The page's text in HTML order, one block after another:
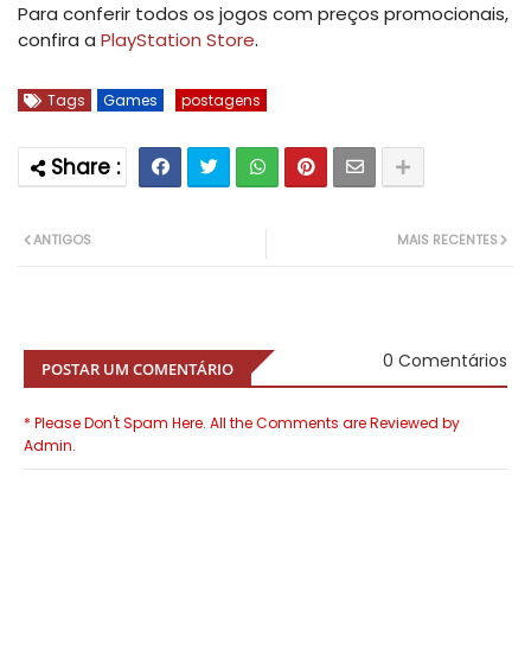
Para conferir todos os jogos com preços promocionais,
confira a PlayStation Store.
Tags Games postagens
MAIS RECENTES
ANTIGOS
POSTAR UM COMENTÁRIO 0 Comentários
* Please Don't Spam Here. All the Comments are Reviewed by
Admin.